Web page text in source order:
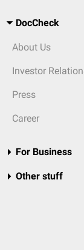
DocCheck
About Us
Investor
Press
Career
For Business
Other stuff